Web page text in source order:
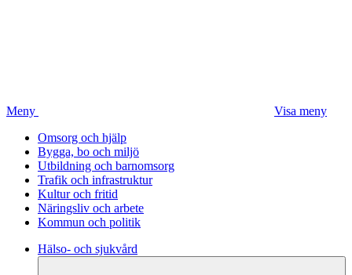
Meny
Visa meny
Omsorg och hjälp
Bygga, bo och miljö
Utbildning och barnomsorg
Trafik och infrastruktur
Kultur och fritid
Näringsliv och arbete
Kommun och politik
Hälso- och sjukvård